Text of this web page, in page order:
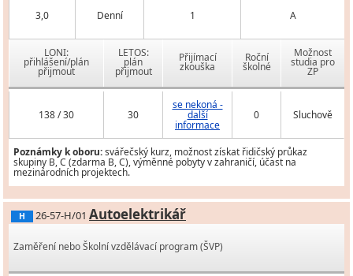
3,0 Denní 1 A
LONI:
přihlášení/plán
přijmout
LETOS:
plán
přijmout
Přijímací
zkouška
Roční
školné
Možnost
studia pro
ZP
138 / 30 30
se nekoná -
další
informace
0 Sluchově
Poznámky k oboru:svářečský kurz, možnost získat řidičský průkaz
skupiny B, C (zdarma B, C), výměnné pobyty v zahraničí, účast na
mezinárodních projektech.
H 26-57-H/01 Autoelektrikář
Zaměření nebo Školní vzdělávací program (ŠVP)